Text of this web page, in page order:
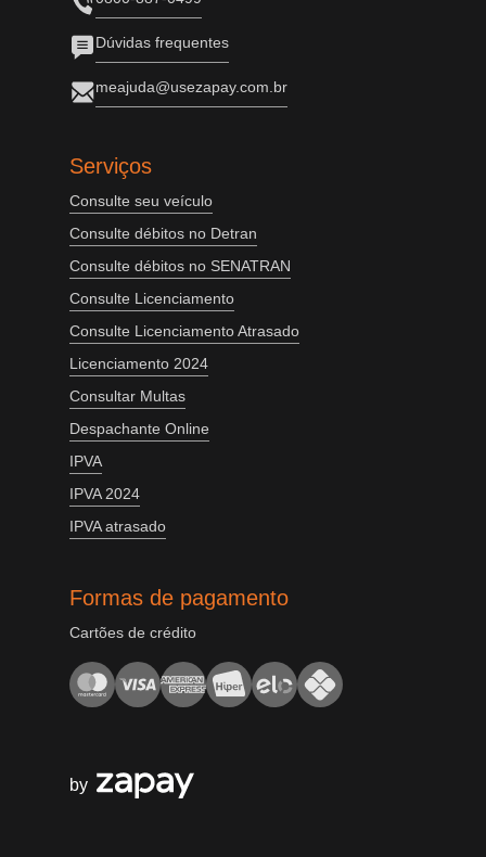
Dúvidas frequentes
meajuda@usezapay.com.br
Serviços
Consulte seu veículo
Consulte débitos no Detran
Consulte débitos no SENATRAN
Consulte Licenciamento
Consulte Licenciamento Atrasado
Licenciamento 2024
Consultar Multas
Despachante Online
IPVA
IPVA 2024
IPVA atrasado
Formas de pagamento
Cartões de crédito
by